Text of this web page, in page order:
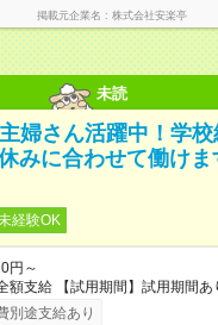
掲載元企業名 株式会社安楽亭
未読
婦さん活躍中！学
みに合わせて働け
経験OK
円～
期間あり 試用期間の長さ：3
形態、給与は本採用時と同じです
別途支給あり